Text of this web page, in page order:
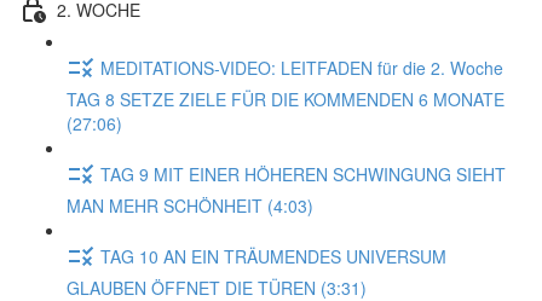
2. WOCHE
MEDITATIONS-VIDEO: LEITFADEN für die 2. Woche
TAG 8 SETZE ZIELE FÜR DIE KOMMENDEN 6 MONATE
(27:06)
TAG 9 MIT EINER HÖHEREN SCHWINGUNG SIEHT
MAN MEHR SCHÖNHEIT (4:03)
TAG 10 AN EIN TRÄUMENDES UNIVERSUM
GLAUBEN ÖFFNET DIE TÜREN (3:31)